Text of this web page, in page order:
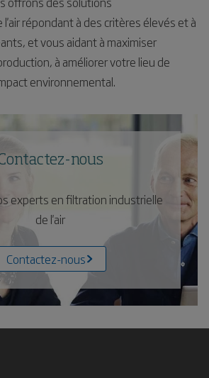
répondant à des critères élevés et à
et vous aidant à maximiser
à améliorer votre lieu de
environnemental.
nous
experts en filtration industrielle
de l'air
Contactez-nous